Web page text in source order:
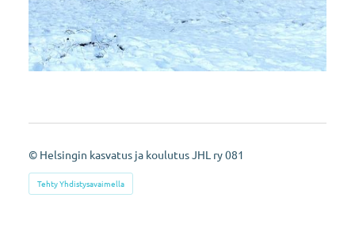
© Helsingin kasvatus ja koulutus JHL ry 081
Tehty Yhdistysavaimella